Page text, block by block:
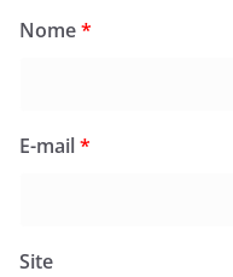
Nome*
E-mail*
Site